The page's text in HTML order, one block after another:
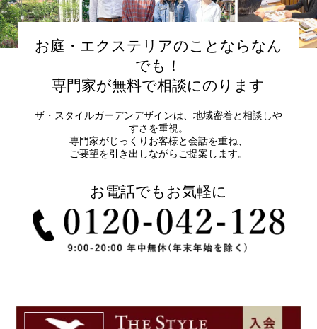
お庭・エクステリアのことならなん
でも！
専門家が無料で相談にのります
ザ・スタイルガーデンデザインは、地域密着と相談しや
すさを重視。
専門家がじっくりお客様と会話を重ね、
ご要望を引き出しながらご提案します。
お電話でもお気軽に